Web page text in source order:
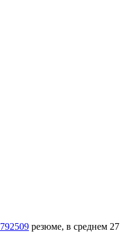
792509 резюме, в среднем 27